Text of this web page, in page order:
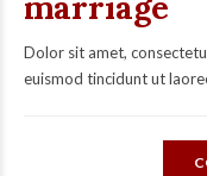
Dolor sit amet,
euismod tincidunt ut